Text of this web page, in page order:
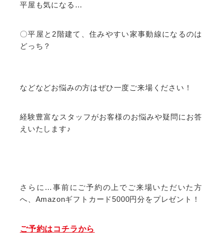
平屋も気になる…
〇平屋と2階建て、住みやすい家事動線になるのは
どっち？
などなどお悩みの方はぜひ一度ご来場ください！
経験豊富なスタッフがお客様のお悩みや疑問にお答
えいたします♪
さらに…事前にご予約の上でご来場いただいた方
へ、Amazonギフトカード5000円分をプレゼント！
ご予約はコチラから